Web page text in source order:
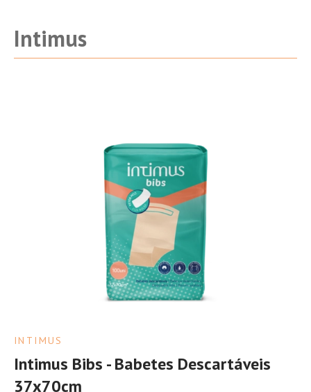
Intimus
INTIMUS
Intimus Bibs - Babetes Descartáveis
37x70cm